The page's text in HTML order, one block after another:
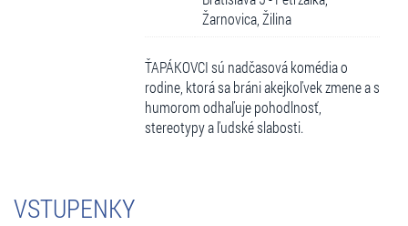
Žarnovica, Žilina
ŤAPÁKOVCI sú nadčasová komédia o
rodine, ktorá sa bráni akejkoľvek zmene a s
humorom odhaľuje pohodlnosť,
stereotypy a ľudské slabosti.
VSTUPENKY